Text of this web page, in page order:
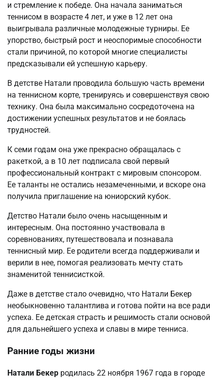
и стремление к победе. Она начала заниматься
теннисом в возрасте 4 лет, и уже в 12 лет она
выигрывала различные молодежные турниры. Ее
упорство, быстрый рост и неоспоримые способности
стали причиной, по которой многие специалисты
предсказывали ей успешную карьеру.
В детстве Натали проводила большую часть времени
на теннисном корте, тренируясь и совершенствуя свою
технику. Она была максимально сосредоточена на
достижении успешных результатов и не боялась
трудностей.
К семи годам она уже прекрасно обращалась с
ракеткой, а в 10 лет подписала свой первый
профессиональный контракт с мировым спонсором.
Ее таланты не остались незамеченными, и вскоре она
получила приглашение на юниорский кубок.
Детство Натали было очень насыщенным и
интересным. Она постоянно участвовала в
соревнованиях, путешествовала и познавала
теннисный мир. Ее родители всегда поддерживали и
верили в нее, помогая реализовать мечту стать
знаменитой теннисисткой.
Даже в детстве стало очевидно, что Натали Бекер
необыкновенно талантлива и готова пойти на все ради
успеха. Ее детская страсть и решимость стали основой
для дальнейшего успеха и славы в мире тенниса.
Ранние годы жизни
Натали Бекер родилась 22 ноября 1967 года в городе